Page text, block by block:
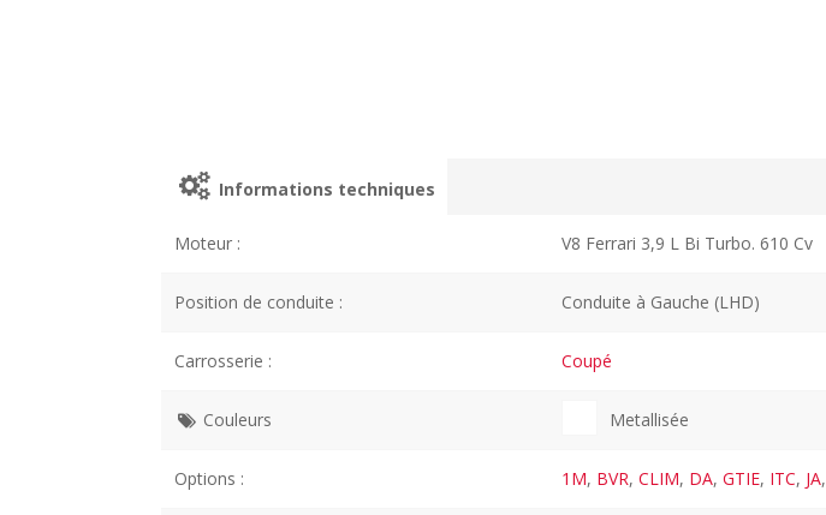
Informations techniques
Moteur : V8 Ferrari 3,9 L Bi Turbo. 610 Cv
Position de conduite : Conduite à Gauche (LHD)
Carrosserie : Coupé
Couleurs Metallisée
Options : 1M, BVR,CLIM, DA,GTIE, ITC, JA,